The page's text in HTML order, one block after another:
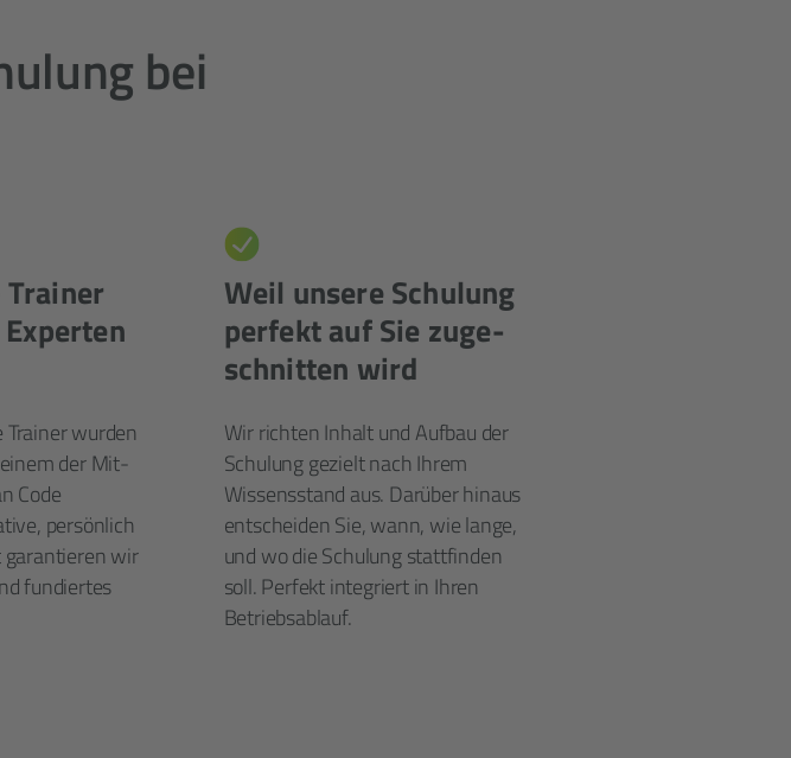
bei
Trainer wurden
der Mit­
Code
persönlich
garantieren wir
fundiertes
Weil unsere Schulung
perfekt auf Sie zuge­
schnitten wird
Wir richten Inhalt und Aufbau der
Schulung gezielt nach Ihrem
Wissens­stand aus. Darüber hinaus
entscheiden Sie, wann, wie lange,
und wo die Schulung statt­finden
soll. Perfekt integriert in Ihren
Betriebsablauf.